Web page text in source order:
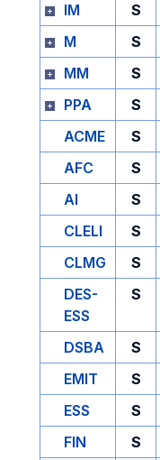
IM
S
M
S
MM
S
PPA
S
ACME
S
AFC
S
AI
S
CLELI
S
CLMG
S
DES-
ESS
S
DSBA S
EMIT
S
ESS
S
FIN
S